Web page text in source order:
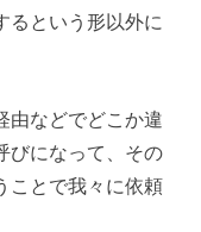
るという形以外に
由などでどこか違
びになって、その
ことで我々に依頼